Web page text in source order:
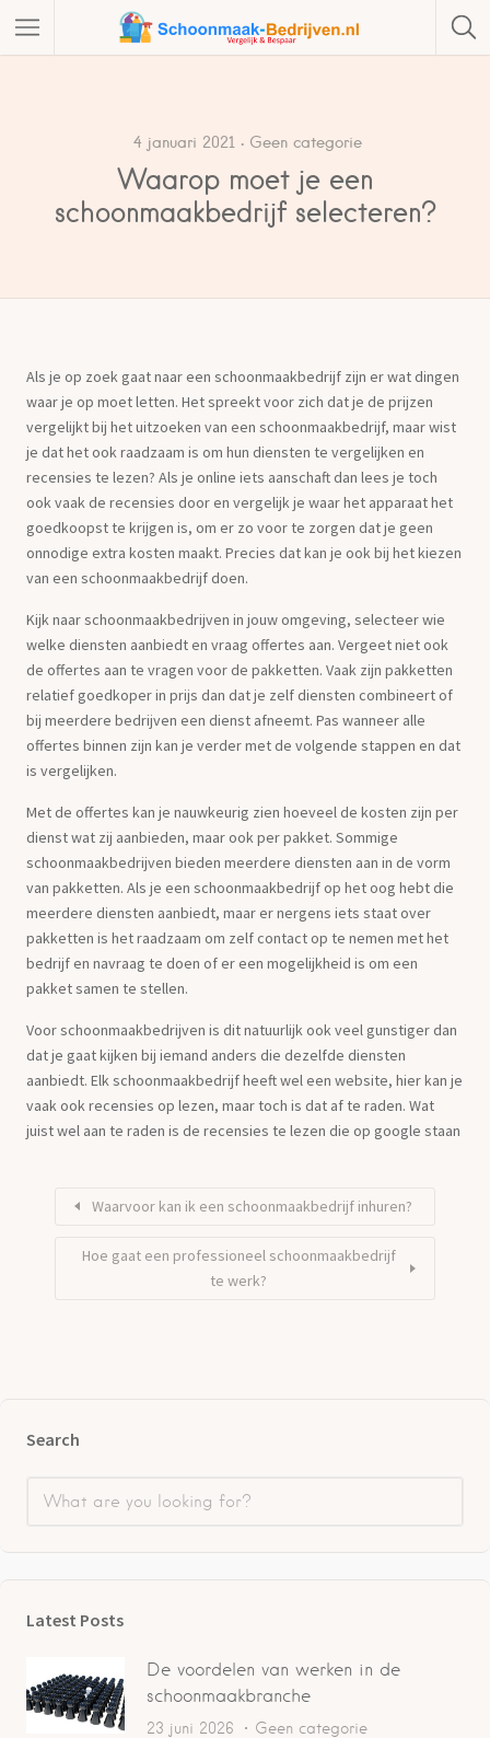
4 januari 2021 Geen categorie
Waarop moet je een
schoonmaakbedrijf selecteren?
Als je op zoek gaat naar een schoonmaakbedrijf zijn er wat dingen
waar je op moet letten. Het spreekt voor zich dat je de prijzen
vergelijkt bij het uitzoeken van een schoonmaakbedrijf, maar wist
je dat het ook raadzaam is om hun diensten te vergelijken en
recensies te lezen? Als je online iets aanschaft dan lees je toch
ook vaak de recensies door en vergelijk je waar het apparaat het
goedkoopst te krijgen is, om er zo voor te zorgen dat je geen
onnodige extra kosten maakt. Precies dat kan je ook bij het kiezen
van een schoonmaakbedrijf doen.
Kijk naar schoonmaakbedrijven in jouw omgeving, selecteer wie
welke diensten aanbiedt en vraag offertes aan. Vergeet niet ook
de offertes aan te vragen voor de pakketten. Vaak zijn pakketten
relatief goedkoper in prijs dan dat je zelf diensten combineert of
bij meerdere bedrijven een dienst afneemt. Pas wanneer alle
offertes binnen zijn kan je verder met de volgende stappen en dat
is vergelijken.
Met de offertes kan je nauwkeurig zien hoeveel de kosten zijn per
dienst wat zij aanbieden, maar ook per pakket. Sommige
schoonmaakbedrijven bieden meerdere diensten aan in de vorm
van pakketten. Als je een schoonmaakbedrijf op het oog hebt die
meerdere diensten aanbiedt, maar er nergens iets staat over
pakketten is het raadzaam om zelf contact op te nemen met het
bedrijf en navraag te doen of er een mogelijkheid is om een
pakket samen te stellen.
Voor schoonmaakbedrijven is dit natuurlijk ook veel gunstiger dan
dat je gaat kijken bij iemand anders die dezelfde diensten
aanbiedt. Elk schoonmaakbedrijf heeft wel een website, hier kan je
vaak ook recensies op lezen, maar toch is dat af te raden. Wat
juist wel aan te raden is de recensies te lezen die op google staan
Waarvoor kan ik een schoonmaakbedrijf inhuren?
Hoe gaat een professioneel schoonmaakbedrijf
te werk?
Search
Latest Posts
De voordelen van werken in de
schoonmaakbranche
23 juni 2026 Geen categorie